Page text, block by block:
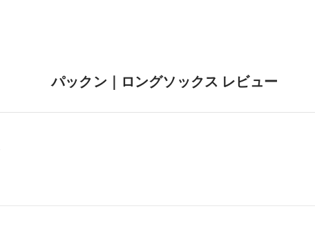
パックン｜ロングソックス レビュー